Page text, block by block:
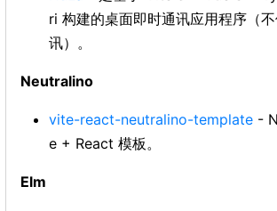
ri 构建的桌面即时通讯应用程序（
讯）。
Neutralino
vite-react-neutralino-template -
e + React 模板。
Elm